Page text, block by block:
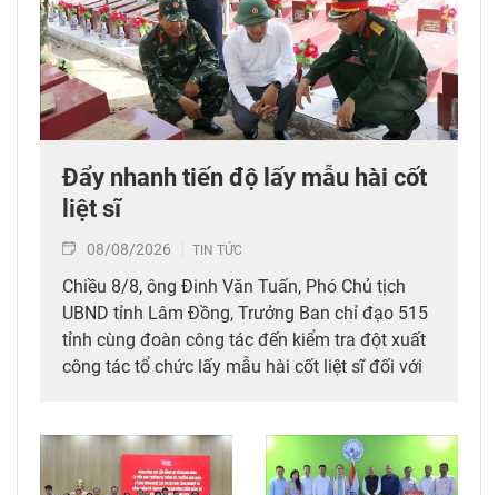
Đẩy nhanh tiến độ lấy mẫu hài cốt
liệt sĩ
08/08/2026 TIN TỨC
Chiều 8/8, ông Đinh Văn Tuấn, Phó Chủ tịch
UBND tỉnh Lâm Đồng, Trưởng Ban chỉ đạo 515
tỉnh cùng đoàn công tác đến kiểm tra đột xuất
công tác tổ chức lấy mẫu hài cốt liệt sĩ đối với
thời tặng quà cho cán bộ, chiến sĩ tham gia
công tác lấy mẫu tại đây.